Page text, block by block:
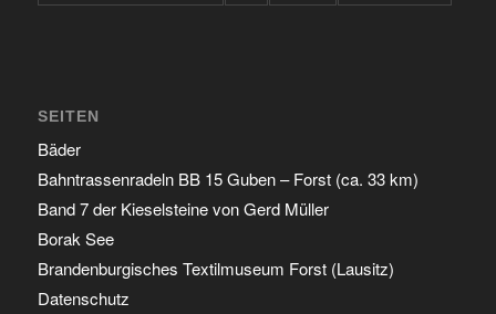
SEITEN
Bäder
Bahntrassenradeln BB 15 Guben – Forst (ca. 33 km)
Band 7 der Kieselsteine von Gerd Müller
Borak See
Brandenburgisches Textilmuseum Forst (Lausitz)
Datenschutz